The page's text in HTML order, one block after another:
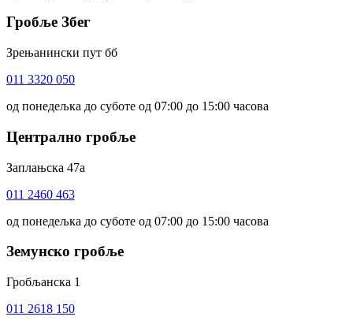
Гробље Збег
Зрењанински пут бб
011 3320 050
од понедељка до суботе од 07:00 до 15:00 часова
Централно гробље
Заплањска 47а
011 2460 463
од понедељка до суботе од 07:00 до 15:00 часова
Земунско гробље
Гробљанска 1
011 2618 150